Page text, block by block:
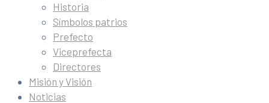
Historia
Símbolos patrios
Prefecto
Viceprefecta
Directores
Misión y Visión
Noticias